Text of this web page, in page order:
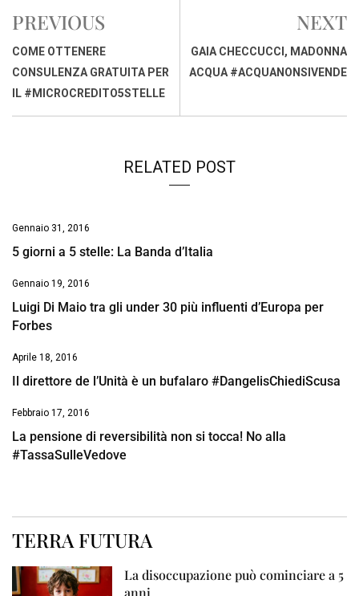
b
o
o
k
s
A
p
p
I
n
s
i
n
PREVIOUS
COME OTTENERE
CONSULENZA GRATUITA PER
IL #MICROCREDITO5STELLE
NEXT
GAIA CHECCUCCI, MADONNA
ACQUA #ACQUANONSIVENDE
RELATED POST
Gennaio 31, 2016
5 giorni a 5 stelle: La Banda d’Italia
Gennaio 19, 2016
Luigi Di Maio tra gli under 30 più influenti d’Europa per
Forbes
Aprile 18, 2016
Il direttore de l’Unità è un bufalaro #DangelisChiediScusa
Febbraio 17, 2016
La pensione di reversibilità non si tocca! No alla
#TassaSulleVedove
TERRA FUTURA
La disoccupazione può cominciare a 5